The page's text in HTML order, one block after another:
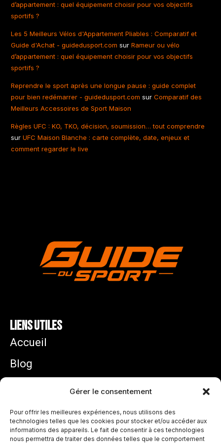
Gérer le consentement
Pour offrir les meilleures expériences, nous utilisons des
technologies telles que les cookies pour stocker et/ou accéder aux
informations des appareils. Le fait de consentir à ces technologies
nous permettra de traiter des données telles que le comportement
d’appartement : quel équipement choisir pour vos objectifs
sportifs ?
Les 5 Meilleurs Vélos d'Appartement Pliables : Comparatif et
Guide d'Achat - guidedusport.com surRameur ou vélo
d’appartement : quel équipement choisir pour vos objectifs
sportifs ?
Reprendre le sport après une longue pause : guide complet
pour bien redémarrer - guidedusport.com surComparatif des
Meilleurs Accessoires de Sport Maison
Règles UFC : KO, TKO, décision, soumission… tout comprendre
surUFC Maison Blanche : carte complète, date, enjeux et
comment regarder le live
Liens utiles
Accueil
Blog
Politique de confidentialité
Zidane équipe de France : pourquoi son arrivée